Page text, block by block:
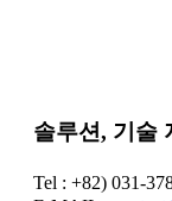
솔루션, 기술
Tel : +82) 031-